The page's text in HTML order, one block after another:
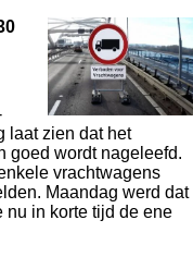
laat zien dat het
goed wordt nageleefd.
vrachtwagens
Maandag werd dat
nu in korte tijd de ene